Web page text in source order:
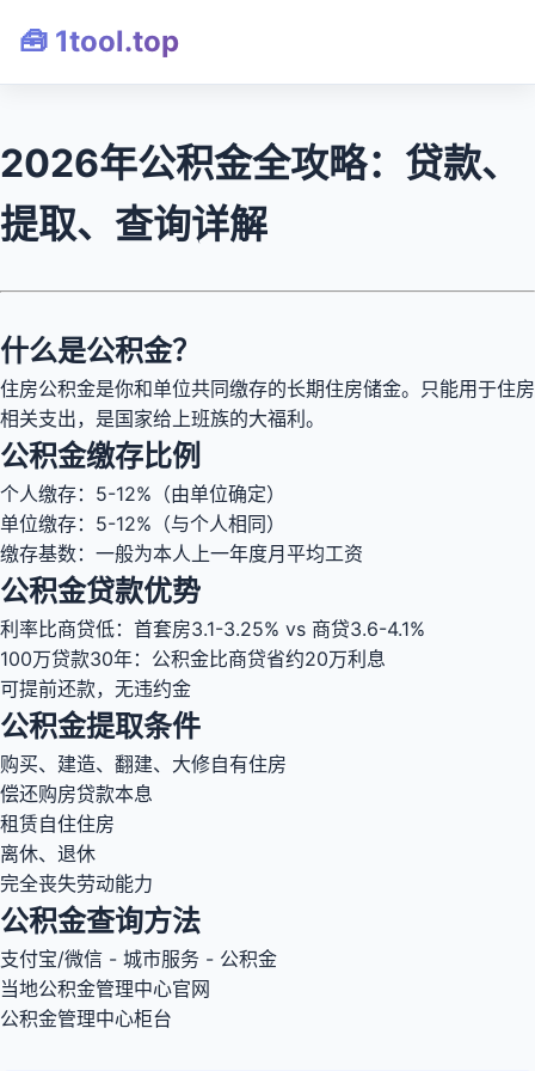
🧰 1tool.top
2026年公积金全攻略：贷款、
提取、查询详解
什么是公积金？
住房公积金是你和单位共同缴存的长期住房储金。只能用于住房
相关支出，是国家给上班族的大福利。
公积金缴存比例
个人缴存：5-12%（由单位确定）
单位缴存：5-12%（与个人相同）
缴存基数：一般为本人上一年度月平均工资
公积金贷款优势
利率比商贷低：首套房3.1-3.25% vs 商贷3.6-4.1%
100万贷款30年：公积金比商贷省约20万利息
可提前还款，无违约金
公积金提取条件
购买、建造、翻建、大修自有住房
偿还购房贷款本息
租赁自住住房
离休、退休
完全丧失劳动能力
公积金查询方法
支付宝/微信 - 城市服务 - 公积金
当地公积金管理中心官网
公积金管理中心柜台